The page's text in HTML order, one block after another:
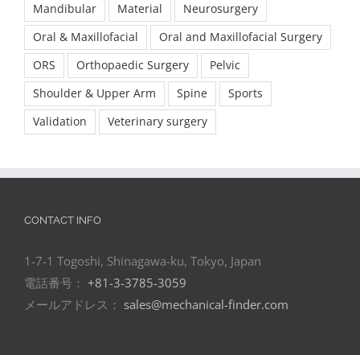
Mandibular
Material
Neurosurgery
Oral & Maxillofacial
Oral and Maxillofacial Surgery
ORS
Orthopaedic Surgery
Pelvic
Shoulder & Upper Arm
Spine
Sports
Validation
Veterinary surgery
CONTACT INFO
1-7-1 Togoshi, Shinagawa-ku, Tokyo, Japan
電話番号： +81-3-3785-3059
メールアドレス： sales@mechanical-finder.com